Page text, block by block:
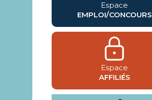
Espace
EMPLOI/CONCOURS
Espace
AFFILIÉS